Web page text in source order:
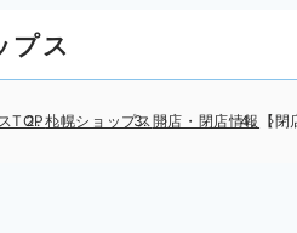
プス
TOP札幌ショップス開店・閉店情報 【